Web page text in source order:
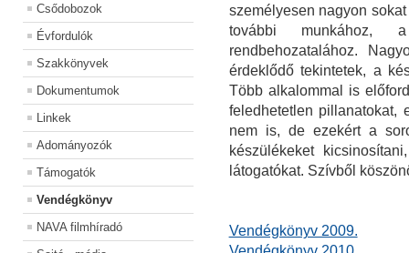
Csődobozok
Évfordulók
Szakkönyvek
Dokumentumok
Linkek
Adományozók
Támogatók
Vendégkönyv
NAVA filmhíradó
személyesen nagyon
további munkához,
rendbehozatalához.
érdeklődő tekintetek, a
Több alkalommal is
feledhetetlen pillanatokat,
nem is, de ezekért a
készülékeket
látogatókat. Szívből
Vendégkönyv 2009.